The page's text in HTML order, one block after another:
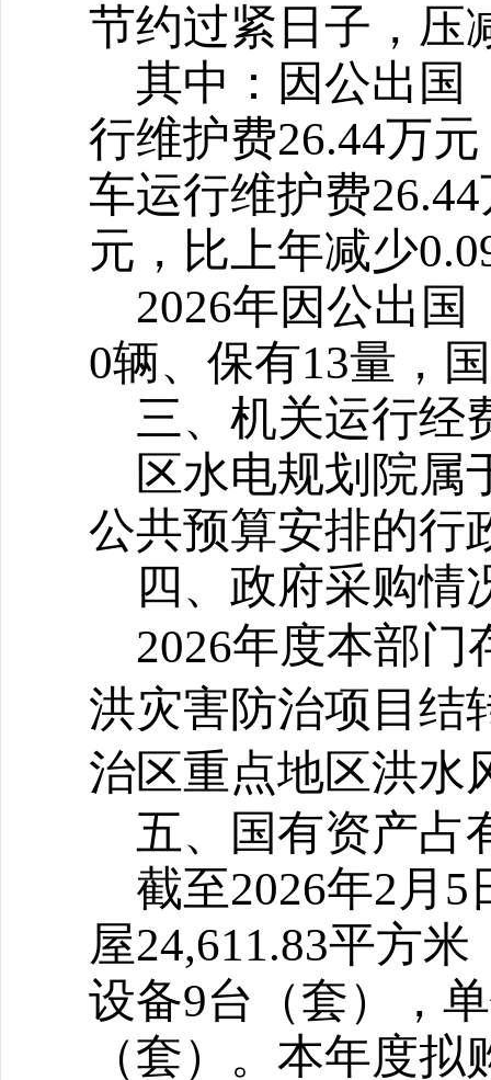
节约过紧日子，压
其中：因公出国
行维护费26.44万
车运行维护费
元，比上年减少
2026年因公出国
0辆、保有13量，
三、机关运行经
区水电规划院属
公共预算安排的行
四、政府采购情
2026年度本部门
洪灾害防治项目结
治区重点地区洪水
五、国有资产占
截至2026年2月
屋24,611.83平方
设备9台（套），
（套）。本年度